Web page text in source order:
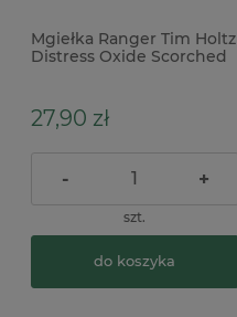
Mgiełka Ranger Tim Holtz
Distress Oxide Scorched
27,90 zł
- +
szt.
do koszyka